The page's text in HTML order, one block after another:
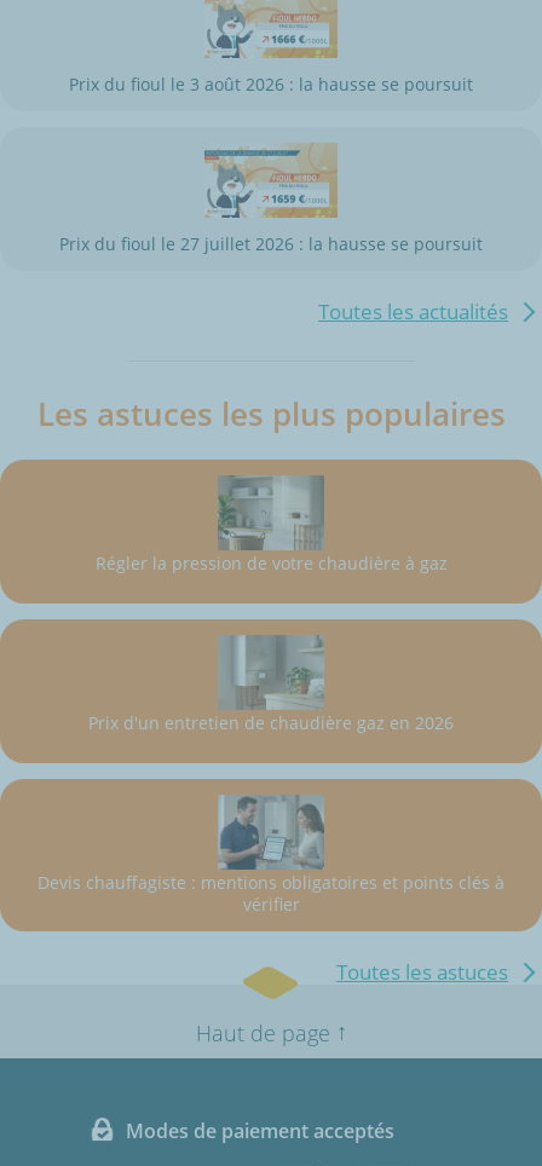
Prix du fioul le 3 août 2026 : la hausse se poursuit
Prix du fioul le 27 juillet 2026 : la hausse se poursuit
Toutes les actualités
Les astuces les plus populaires
Régler la pression de votre chaudière à gaz
Prix d'un entretien de chaudière gaz en 2026
Devis chauffagiste : mentions obligatoires et points clés à
vérifier
Toutes les astuces
Haut de page ↑
Modes de paiement acceptés